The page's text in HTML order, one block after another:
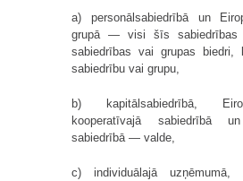
a) personālsabiedrībā un
grupā — visi šīs sabiedrības
sabiedrības vai grupas biedri,
sabiedrību vai grupu,
b) kapitālsabiedrībā,
kooperatīvajā sabiedrībā
sabiedrībā — valde,
c) individuālajā uzņēmumā,